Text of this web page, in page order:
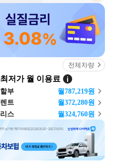
전체차량
최저가 월 이용료
할부 월 787,219원
렌트
월372,280원
리스
월 324,760원